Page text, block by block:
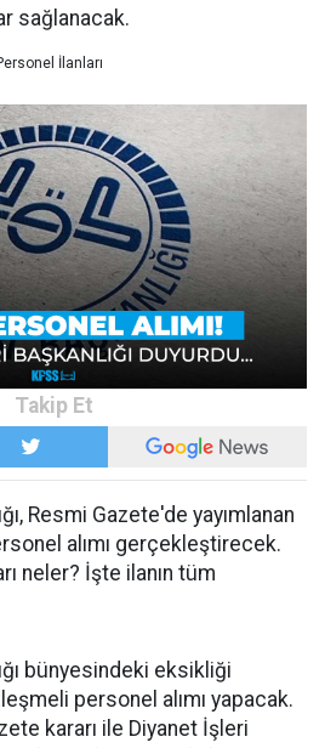
sağlanacak.
İlanları
Resmi Gazete'de yayımlanan
alımı gerçekleştirecek.
neler? İşte ilanın tüm
bünyesindeki eksikliği
personel alımı yapacak.
kararı ile Diyanet İşleri